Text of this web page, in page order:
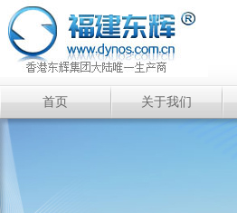
首页 关于我们